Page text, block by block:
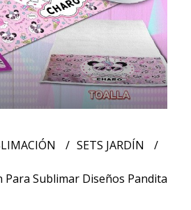
SETS JARDÍN
Para Sublimar Diseños Pandita